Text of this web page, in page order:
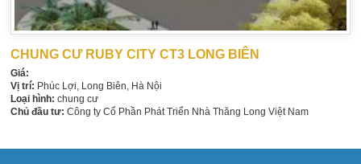
CHUNG CƯ RUBY CITY CT3 LONG BIÊN
Giá:
Vị trí: Phúc Lợi, Long Biên, Hà Nội
Loại hình: chung cư
Chủ đầu tư: Công ty Cổ Phần Phát Triển Nhà Thăng Long Việt Nam